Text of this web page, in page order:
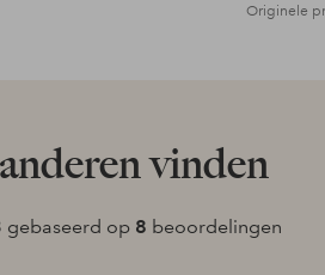
Originele
vinden
gebaseerd op 8 beoordelingen